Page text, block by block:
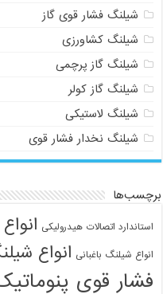
شیلنگ فشار قوی گاز
شیلنگ کشاورزی
شیلنگ گاز پرچمی
شیلنگ گاز کولر
شیلنگ لاستیکی
شیلنگ نخدار فشار قوی
برچسب‌ها
استاندارد اتصالات هیدرولیکی
انواع شیلنگ باغبانی انواع
فشار قوی